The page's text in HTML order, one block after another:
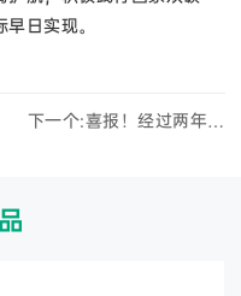
日实现。
下一个:喜报！经过两年努
目——“和气一号”正式建成投